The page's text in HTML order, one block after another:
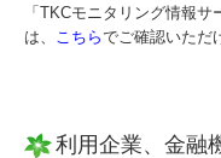
「TKCモニタリング情報
は、
こちらでご確認いただ
利用企業、金融